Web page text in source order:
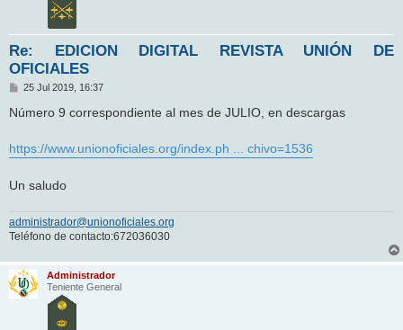
Re: EDICION DIGITAL REVISTA UNIÓN DE
OFICIALES
M
n
j
e
25 Jul 2019, 16:37
Número 9 correspondiente al mes de JULIO, en descargas
https://www.unionoficiales.org/index.ph ... chivo=1536
Un saludo
administrador@unionoficiales.org
Teléfono de contacto:672036030
Administrador
Teniente General